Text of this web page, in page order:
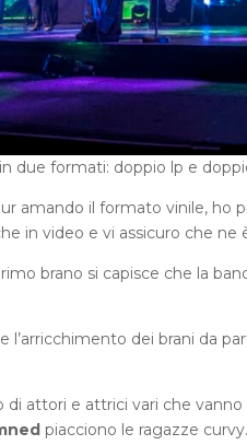
due formati: doppio lp e
amando il formato vinile, ho
in video e vi assicuro che ne
brano si capisce che la
l’arricchimento dei brani da
di attori e attrici vari che
piacciono le ragazze curvy.